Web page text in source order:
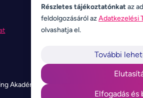
Akadémia. Minden jog fenntartva.
Részletes tájékoztatónkat az
feldolgozásáról azAdatkezelési
olvashatja el.
További
Elfogadás és